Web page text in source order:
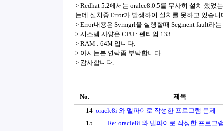
> Redhat 5.2에서는 oralce8.0.5를 무사히 설치 했었
는데 설치중 Error가 발생하여 설치를 못하고 있습니
> Error내용은 Svrmgrl을 실행할때 Segment fault라
> 시스템 사양은 CPU : 펜티엄 133
> RAM : 64M 입니다.
> 아시는분 연락좀 부탁합니다.
> 감사합니다.
No.
제목
14 oracle8i 와 델파이로 작성한 프로그램 문제
15
Re: oracle8i 와 델파이로 작성한 프로그